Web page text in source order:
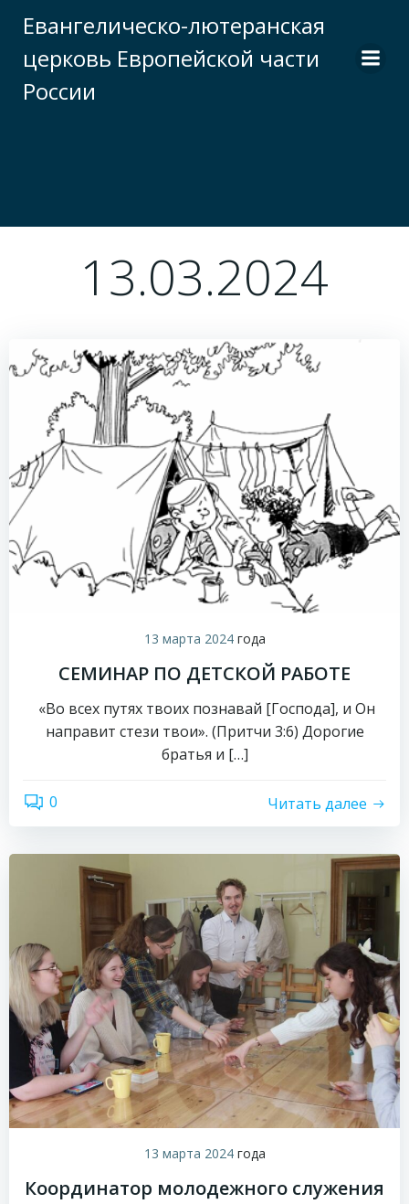
к
содержимому
Евангелическо-лютеранская
церковь Европейской части
России
13.03.2024
13 марта 2024 года
СЕМИНАР ПО ДЕТСКОЙ РАБОТЕ
«Во всех путях твоих познавай [Господа], и Он
направит стези твои». (Притчи 3:6) Дорогие
братья и […]
0 Читать далее
13 марта 2024 года
Координатор молодежного служения